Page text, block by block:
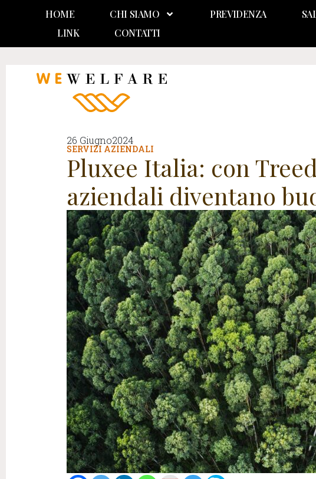
HOME CHI SIAMO PREVIDENZA
LINK
CONTATTI
26 Giugno2024
SERVIZI AZIENDALI
Pluxee Italia: con
aziendali diventano